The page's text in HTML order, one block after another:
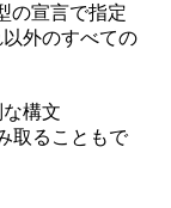
の宣言で指定
外のすべての
構文
取ることもで